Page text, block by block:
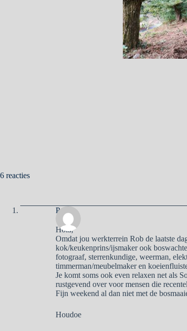
6 reacties
Pa
Hola,
Omdat jou werkterrein Rob de laatste
kok/keukenprins/ijsmaker ook
fotograaf, sterrenkundige, weerman,
timmerman/meubelmaker en
Je komt soms ook even relaxen net als
rustgevend over voor mensen die
Fijn weekend al dan niet met de
Houdoe